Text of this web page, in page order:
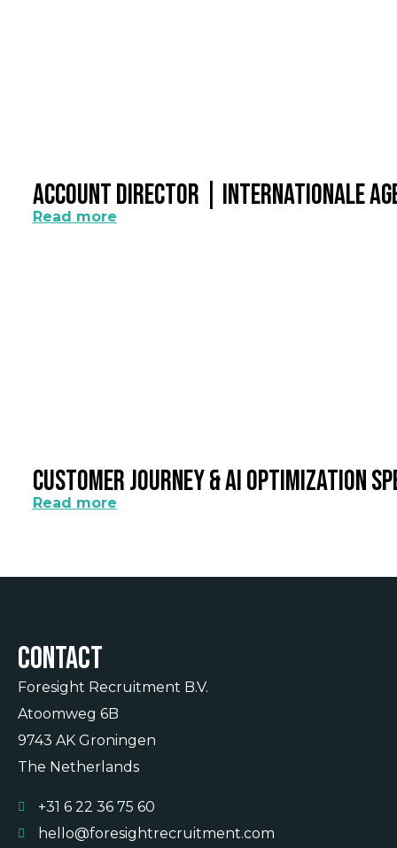
Account Director | Internationale
Read more
Customer Journey & AI Optimization
Read more
Contact
Foresight Recruitment B.V.
Atoomweg 6B
9743 AK Groningen
The Netherlands
+31 6 22 36 75 60
hello@foresightrecruitment.com